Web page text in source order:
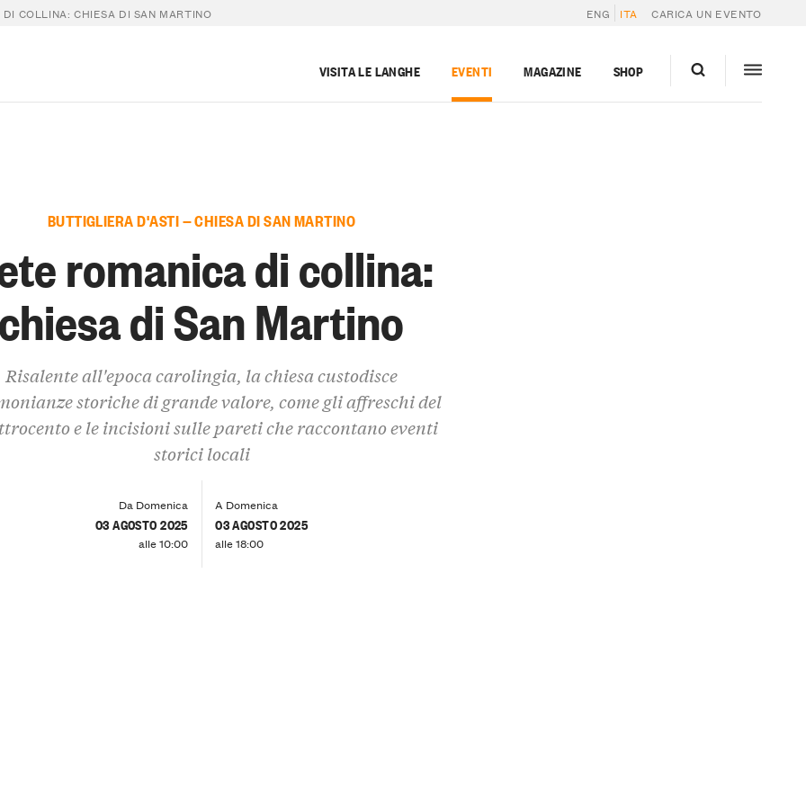
COLLINA: CHIESA DI SAN MARTINO ENG ITA CARICA UN EVENTO
VISITA LE LANGHE EVENTI MAGAZINE SHOP
BUTTIGLIERA D'ASTI — CHIESA DI SAN MARTINO
romanica di collina:
di San Martino
Risalente all'epoca carolingia, la chiesa custodisce
storiche di grande valore, come gli affreschi del
e le incisioni sulle pareti che raccontano eventi
storici locali
Da Domenica
03 AGOSTO 2025
alle 10:00
A Domenica
03 AGOSTO 2025
alle 18:00